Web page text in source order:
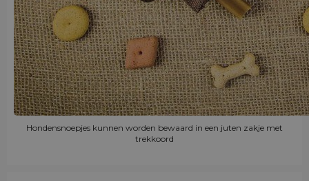
Hondensnoepjes kunnen worden bewaard in een juten zakje met
trekkoord